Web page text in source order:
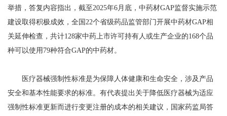
举措，答复内容指出，截至2025年6月底，中药材GAP监督实施示范
建设取得积极成效，全国22个省级药品监管部门开展中药材GAP相
关延伸检查，共计128家中药上市许可持有人或生产企业的168个品
种可以使用79种符合GAP的中药材。
医疗器械强制性标准是为保障人体健康和生命安全，涉及产品
安全和基本性能要求的标准。有代表提出关于降低医疗器械为适应
强制性标准更新而进行变更注册的成本的相关建议，国家药监局答